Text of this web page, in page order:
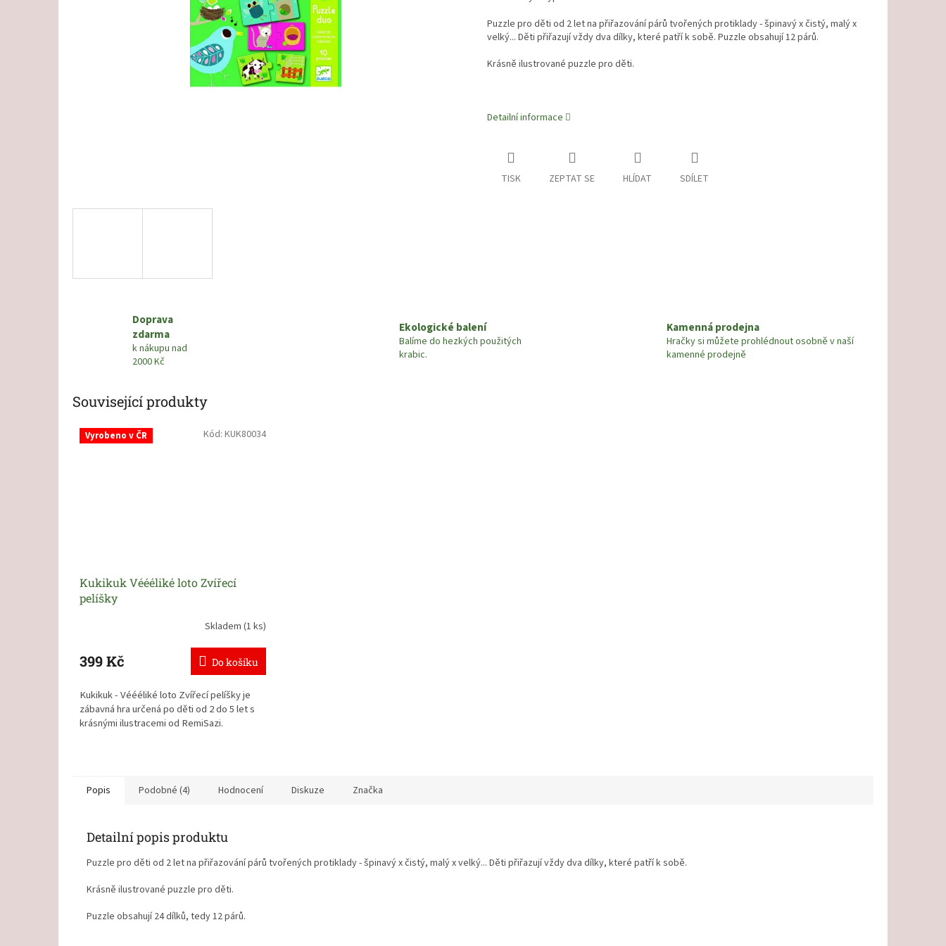
Puzzle pro děti od 2 letna přiřazování párů tvořených protiklady - špinavý x čistý, malý x
velký... Děti přiřazují vždy dva dílky, které patří k sobě. Puzzle obsahují 12 párů.
Krásně ilustrované puzzle pro děti.
Detailní informace
TISK ZEPTAT SE HLÍDAT SDÍLET
Doprava
zdarma
k nákupu nad
2000 Kč
Ekologické balení
Balíme do hezkých použitých
krabic.
Kamenná prodejna
Hračky si můžete prohlédnout osobně v naší
kamenné prodejně
Související produkty
Vyrobeno v ČR
Kukikuk Véééliké loto Zvířecí
pelíšky
Skladem (1 ks)
399 Kč Do košíku
Kukikuk - Véééliké loto Zvířecí pelíšky je
zábavná hra určená po děti od 2 do 5 let s
krásnými ilustracemi od RemiSazi.
snadno drží.
Vyrobeno v ČR
Kód: KUK80034
Popis Podobné (4) Hodnocení Diskuze Značka
Detailní popis produktu
Puzzle pro děti od 2 letna přiřazování párů tvořených protiklady - špinavý x čistý, malý x velký... Děti přiřazují vždy dva dílky, které patří k sobě.
Krásně ilustrované puzzle pro děti.
Puzzle obsahují 24 dílků, tedy 12 párů.